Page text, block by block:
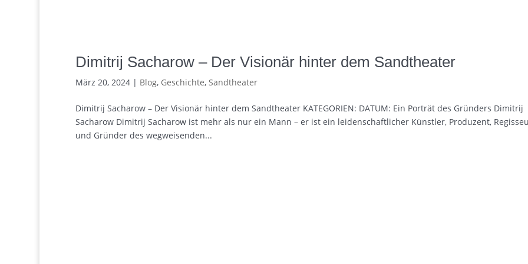
Dimitrij Sacharow – Der Visionär hinter dem Sandtheater
März 20, 2024| Blog, Geschichte, Sandtheater
Dimitrij Sacharow – Der Visionär hinter dem Sandtheater KATEGORIEN: DATUM: Ein Porträt des Gründers Dimitrij
Sacharow Dimitrij Sacharow ist mehr als nur ein Mann – er ist ein leidenschaftlicher Künstler, Produzent,
und Gründer des wegweisenden...